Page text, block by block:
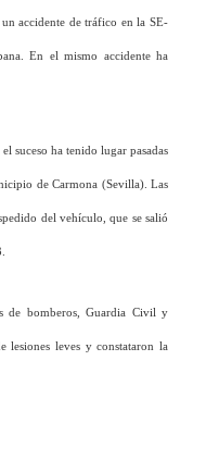
accidente de tráfico en la SE-
En el mismo accidente ha
suceso ha tenido lugar pasadas
de Carmona (Sevilla). Las
del vehículo, que se salió
de bomberos, Guardia Civil y
lesiones leves y constataron la